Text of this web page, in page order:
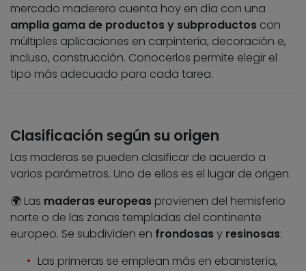
mercado maderero cuenta hoy en día con una
amplia gama de productos y subproductos con
múltiples aplicaciones en carpintería, decoración e,
incluso, construcción. Conocerlos permite elegir el
tipo más adecuado para cada tarea.
Clasificación según su origen
Las maderas se pueden clasificar de acuerdo a
varios parámetros. Uno de ellos es el lugar de origen.
🌍 Las maderas europeas provienen del hemisferio
norte o de las zonas templadas del continente
europeo. Se subdividen en frondosasy resinosas:
Las primeras se emplean más en ebanistería,